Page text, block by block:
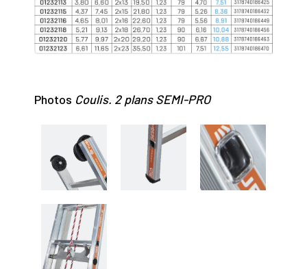
Photos Coulis. 2 plans SEMI-PRO